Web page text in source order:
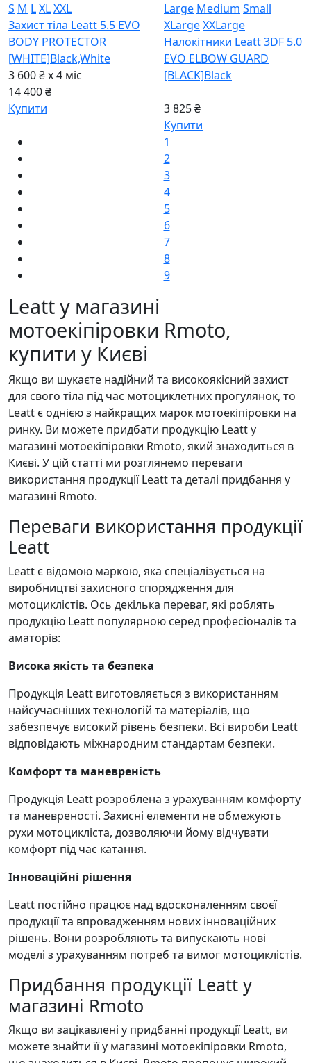
Leatt у магазині
мотоекіпіровки Rmoto,
купити у Києві
Якщо ви шукаєте надійний та високоякісний захист
для свого тіла під час мотоциклетних прогулянок, то
Leatt є однією з найкращих марок мотоекіпіровки на
ринку. Ви можете придбати продукцію Leatt у
магазині мотоекіпіровки Rmoto, який знаходиться в
Києві. У цій статті ми розглянемо переваги
використання продукції Leatt та деталі придбання у
магазині Rmoto.
Переваги використання продукції
Leatt
Leatt є відомою маркою, яка спеціалізується на
виробництві захисного спорядження для
мотоциклістів. Ось декілька переваг, які роблять
продукцію Leatt популярною серед професіоналів та
аматорів:
Висока якість та безпека
Продукція Leatt виготовляється з використанням
найсучасніших технологій та матеріалів, що
забезпечує високий рівень безпеки. Всі вироби Leatt
відповідають міжнародним стандартам безпеки.
Комфорт та маневреність
Продукція Leatt розроблена з урахуванням комфорту
та маневреності. Захисні елементи не обмежують
рухи мотоцикліста, дозволяючи йому відчувати
комфорт під час катання.
Інноваційні рішення
Leatt постійно працює над вдосконаленням своєї
продукції та впровадженням нових інноваційних
рішень. Вони розробляють та випускають нові
моделі з урахуванням потреб та вимог мотоциклістів.
Придбання продукції Leatt у
магазині Rmoto
Якщо ви зацікавлені у придбанні продукції Leatt, ви
можете знайти її у магазині мотоекіпіровки Rmoto,
S M LXLXXL
Захист тіла Leatt 5.5 EVO
BODY PROTECTOR
[WHITE]Black,White
3 600 ₴ x 4 міс
14 400 ₴
Купити
Large Medium Small
XLargeXXLarge
Налокітники Leatt 3DF 5.0
EVO ELBOW GUARD
[BLACK]Black
3 825 ₴
Купити
1
2
3
4
5
6
7
8
9